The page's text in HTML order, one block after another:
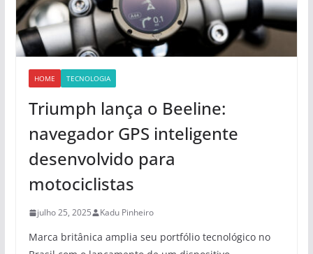
HOME TECNOLOGIA
Triumph lança o Beeline:
navegador GPS inteligente
desenvolvido para
motociclistas
julho 25, 2025 Kadu Pinheiro
Marca britânica amplia seu portfólio tecnológico no